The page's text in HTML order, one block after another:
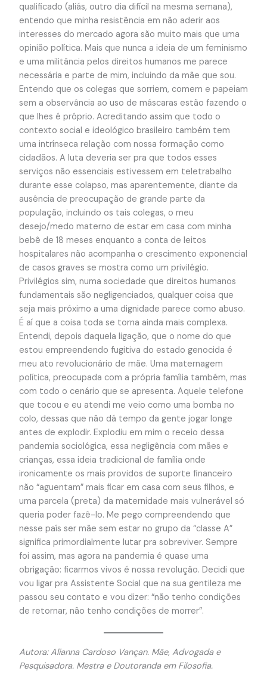
qualificado (aliás, outro dia difícil na mesma semana),
entendo que minha resistência em não aderir aos
interesses do mercado agora são muito mais que uma
opinião política. Mais que nunca a ideia de um feminismo
e uma militância pelos direitos humanos me parece
necessária e parte de mim, incluindo da mãe que sou.
Entendo que os colegas que sorriem, comem e papeiam
sem a observância ao uso de máscaras estão fazendo o
que lhes é próprio. Acreditando assim que todo o
contexto social e ideológico brasileiro também tem
uma intrínseca relação com nossa formação como
cidadãos. A luta deveria ser pra que todos esses
serviços não essenciais estivessem em teletrabalho
durante esse colapso, mas aparentemente, diante da
ausência de preocupação de grande parte da
população, incluindo os tais colegas, o meu
desejo/medo materno de estar em casa com minha
bebê de 18 meses enquanto a conta de leitos
hospitalares não acompanha o crescimento exponencial
de casos graves se mostra como um privilégio.
Privilégios sim, numa sociedade que direitos humanos
fundamentais são negligenciados, qualquer coisa que
seja mais próximo a uma dignidade parece como abuso.
É aí que a coisa toda se torna ainda mais complexa.
Entendi, depois daquela ligação, que o nome do que
estou empreendendo fugitiva do estado genocida é
meu ato revolucionário de mãe. Uma maternagem
política, preocupada com a própria família também, mas
com todo o cenário que se apresenta. Aquele telefone
que tocou e eu atendi me veio como uma bomba no
colo, dessas que não dá tempo da gente jogar longe
antes de explodir. Explodiu em mim o receio dessa
pandemia sociológica, essa negligência com mães e
crianças, essa ideia tradicional de família onde
ironicamente os mais providos de suporte financeiro
não “aguentam” mais ficar em casa com seus filhos, e
uma parcela (preta) da maternidade mais vulnerável só
queria poder fazê-lo. Me pego compreendendo que
nesse país ser mãe sem estar no grupo da “classe A”
significa primordialmente lutar pra sobreviver. Sempre
foi assim, mas agora na pandemia é quase uma
obrigação: ficarmos vivos é nossa revolução. Decidi que
vou ligar pra Assistente Social que na sua gentileza me
passou seu contato e vou dizer: “não tenho condições
de retornar, não tenho condições de morrer”.
Autora: Alianna Cardoso Vançan. Mãe, Advogada e
Pesquisadora. Mestra e Doutoranda em Filosofia.